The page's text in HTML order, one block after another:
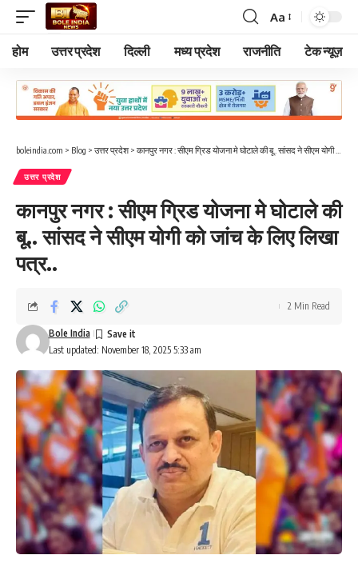
Font
Resizer
Aa
होम उत्तर प्रदेश दिल्ली मध्य प्रदेश राजनीति टेक न्यूज़
boleindia.com > Blog > उत्तर प्रदेश> कानपुर नगर : सीएम ग्रिड योजना मे घोटाले की बू.. सांसद ने सीएम योगी को जांच के लिए लिखा पत्र..
उत्तर प्रदेश
कानपुर नगर : सीएम ग्रिड योजना मे घोटाले की
बू.. सांसद ने सीएम योगी को जांच के लिए लिखा
पत्र..
Last updated: November 18, 2025 5:33 am
Bole India
2 Min Read